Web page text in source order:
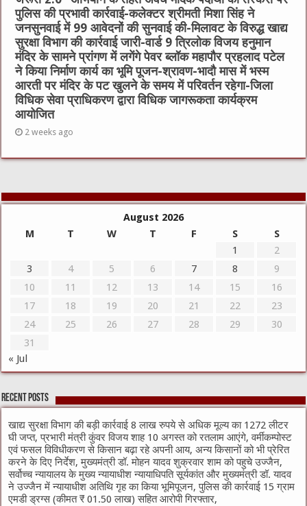
पुलिस की प्रभावी कार्रवाई-कलेक्टर श्रीमती मिशा सिंह ने
जनसुनवाई में 99 आवेदनों की सुनवाई की-मिलावट के विरुद्ध खाद्य
सुरक्षा विभाग की कार्रवाई जारी-वार्ड 9 त्रिलोक विजय हनुमान
मंदिर के सामने प्रांगण में लगेंगे पेवर ब्लॉक महापौर प्रहलाद पटेल
ने किया निर्माण कार्य का भूमि पूजन-श्रावण-भादौ मास में भस्म
आरती पर मंदिर के पट खुलने के समय में परिवर्तन रहेगा-जिला
विधिक सेवा प्राधिकरण द्वारा विधिक जागरूकता कार्यक्रम
आयोजित
2 weeks ago
August 2026
M
T W T F S
S
1
2
3
4 5 6 7 8
9
10
11 12 13 14 15
16
17
18 19 20 21 22
23
24
25 26 27 28 29
30
31
« Jul
Recent Posts
खाद्य सुरक्षा विभाग की बड़ी कार्रवाई 8 लाख रुपये से अधिक मूल्य का 1272 लीटर
घी जप्त, प्रभारी मंत्री कुंवर विजय शाह 10 अगस्त को रतलाम आएंगे, वर्मीकम्पोस्ट
एवं फसल विविधीकरण से किसान बढ़ा रहे अपनी आय, अन्य किसानों को भी प्रेरित
करने के दिए निर्देश, मुख्यमंत्री डॉ. मोहन यादव शुक्रवार शाम को पहुचे उज्जैन,
सर्वोच्च न्यायालय के मुख्‍य न्‍यायाधीश न्यायाधिपति सूर्यकांत और मुख्यमंत्री डॉ. यादव
ने उज्जैन में न्यायाधीश अतिथि गृह का किया भूमिपूजन, पुलिस की कार्रवाई 15 ग्राम
एमडी ड्रग्स (कीमत ₹ 01.50 लाख) सहित आरोपी गिरफ्तार,